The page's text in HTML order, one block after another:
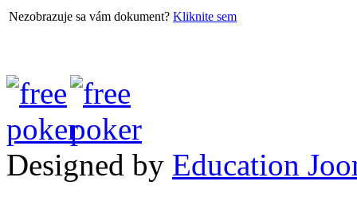
Nezobrazuje sa vám dokument? Kliknite sem
Designed by Education